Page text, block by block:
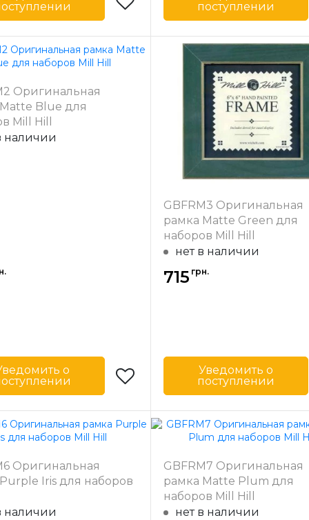
Mill Hill
США
багета
поступлении
Бренд
Страна-
производитель
Ширина багета
Материал
Оригинальная
Blue для
Mill Hill
наличии
о
Mill Hill
США
багета
GBFRM3 Оригинальная
рамка Matte Green для
наборов Mill Hill
нет в наличии
715 грн.
Уведомить о
поступлении
Бренд
Страна-
производитель
Ширина багета
в мм
Материал
багета
Оригинальная
Iris для наборов
наличии
GBFRM7 Оригинальная
рамка Matte Plum для
наборов Mill Hill
нет в наличии